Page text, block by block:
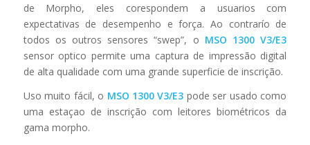
de Morpho, eles corespondem a usuarios com
expectativas de desempenho e força. Ao contrarío de
todos os outros sensores “swep”, o MSO 1300 V3/E3
sensor optico permite uma captura de impressão digital
de alta qualidade com uma grande superficie de inscrição.
Uso muito fácil, o MSO 1300 V3/E3 pode ser usado como
uma estaçao de inscrição com leitores biométricos da
gama morpho.